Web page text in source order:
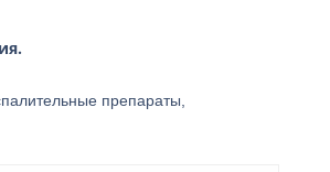
препараты,